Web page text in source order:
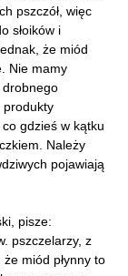
pszczół, więc
słoików i
że miód
Nie mamy
drobnego
produkty
gdzieś w kątku
Należy
pojawiają
pisze:
pszczelarzy, z
miód płynny to